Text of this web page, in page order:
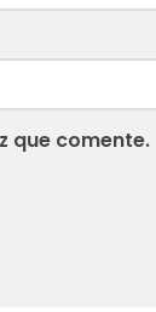
que comente.